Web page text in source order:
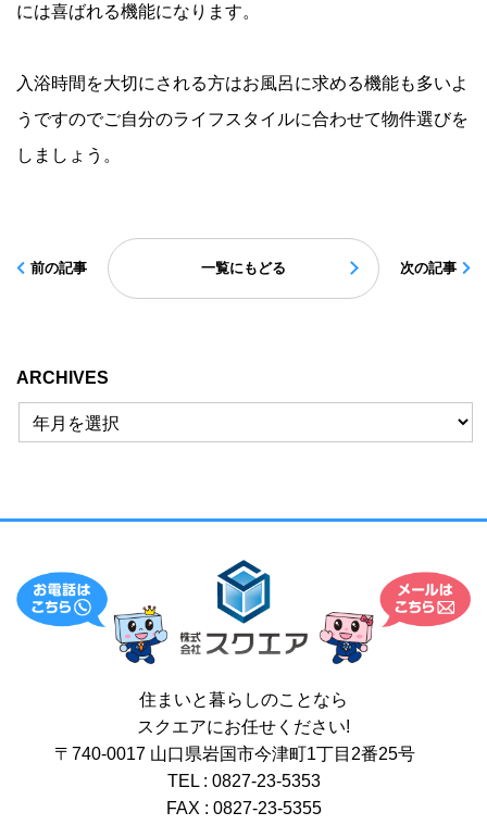
には喜ばれる機能になります。
入浴時間を大切にされる方はお風呂に求める機能も多いよ
うですのでご自分のライフスタイルに合わせて物件選びを
しましょう。
前の記事 一覧にもどる 次の記事
ARCHIVES
住まいと暮らしのことなら
スクエアにお任せください!
〒740-0017 山口県岩国市今津町1丁目2番25号
TEL : 0827-23-5353
FAX : 0827-23-5355